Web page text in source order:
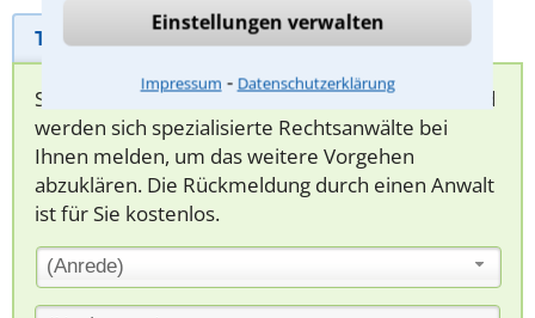
Einstellungen verwalten
Impressum ⁃ Datenschutzerklärung
Telefonhilfe Beratungsanfrage
Sie können hier Ihren Fall schildern. Anschließend
werden sich spezialisierte Rechtsanwälte bei
Ihnen melden, um das weitere Vorgehen
abzuklären. Die Rückmeldung durch einen Anwalt
ist für Sie kostenlos.
(Anrede)